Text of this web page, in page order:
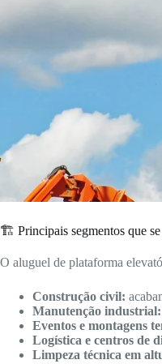
🏗️ Principais segmentos que
O aluguel de plataforma
Construção civil:
Manutenção industrial:
Eventos e montagens
Logística e centros de
Limpeza técnica em